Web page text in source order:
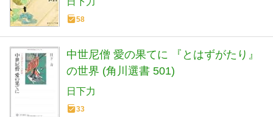
58
中世尼僧 愛の果てに 『とはずがたり』
の世界 (角川選書 501)
日下力
33